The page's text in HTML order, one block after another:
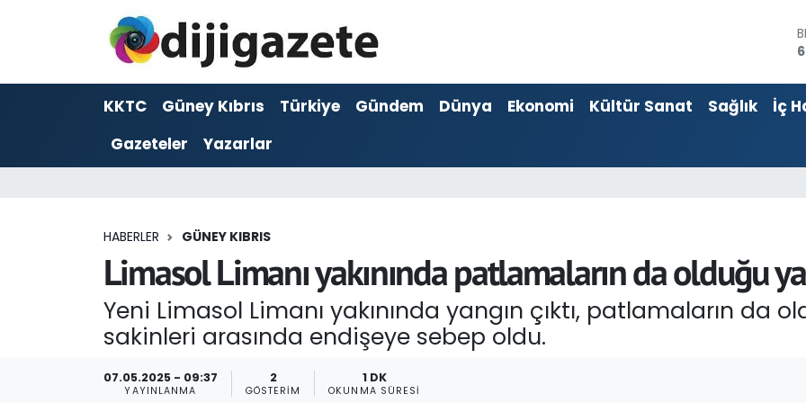
KKTC Güney Kıbrıs Türkiye Gündem Dünya Ekonomi Kültür Sanat Sağlık İç
Gazeteler
Yazarlar
HABERLER GÜNEY KIBRIS
Limasol Limanı yakınında patlamaların da olduğu
Yeni Limasol Limanı yakınında yangın çıktı, patlamaların da
sakinleri arasında endişeye sebep oldu.
07.05.2025 - 09:37
YAYINLANMA
2
GÖSTERIM
1 DK
OKUNMA SÜRESI
ADVERTORIAL
Dijigazete
Foto Galeri
Hava Durumu
Trafik Durumu
Haber Arşivi